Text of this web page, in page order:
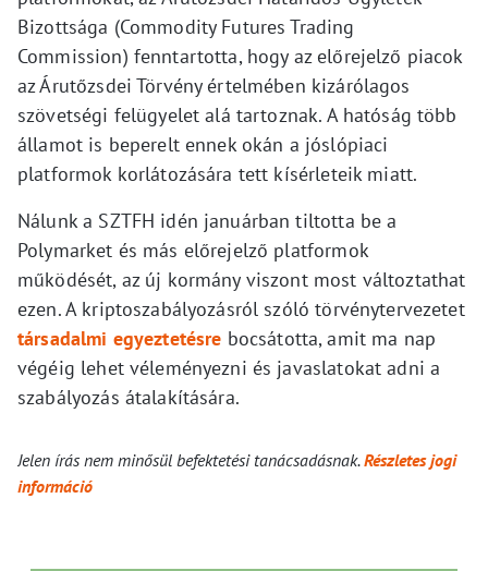
Bizottsága (Commodity Futures Trading
Commission) fenntartotta, hogy az előrejelző piacok
az Árutőzsdei Törvény értelmében kizárólagos
szövetségi felügyelet alá tartoznak. A hatóság több
államot is beperelt ennek okán a jóslópiaci
platformok korlátozására tett kísérleteik miatt.
Nálunk a SZTFH idén januárban tiltotta be a
Polymarket és más előrejelző platformok
működését, az új kormány viszont most változtathat
ezen. A kriptoszabályozásról szóló törvénytervezetet
társadalmi egyeztetésre bocsátotta, amit ma nap
végéig lehet véleményezni és javaslatokat adni a
szabályozás átalakítására.
Jelen írás nem minősül befektetési tanácsadásnak.Részletes jogi
információ